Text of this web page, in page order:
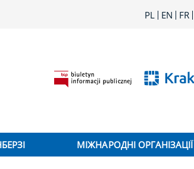
PL EN FR
МІЖНАРОДНІ ОРГАНІЗАЦІЇ